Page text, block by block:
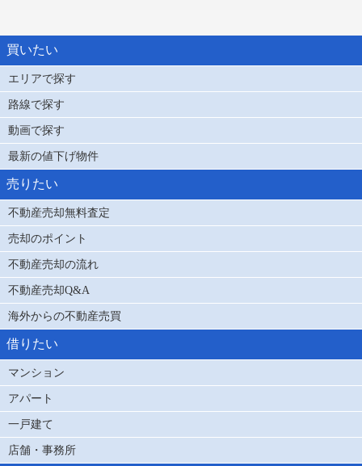
買いたい
エリアで探す
路線で探す
動画で探す
最新の値下げ物件
売りたい
不動産売却無料査定
売却のポイント
不動産売却の流れ
不動産売却Q&A
海外からの不動産売買
借りたい
マンション
アパート
一戸建て
店舗・事務所